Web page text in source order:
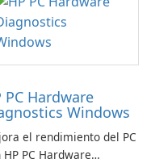
PC Hardware
Windows
el rendimiento del PC
HP PC Hardware